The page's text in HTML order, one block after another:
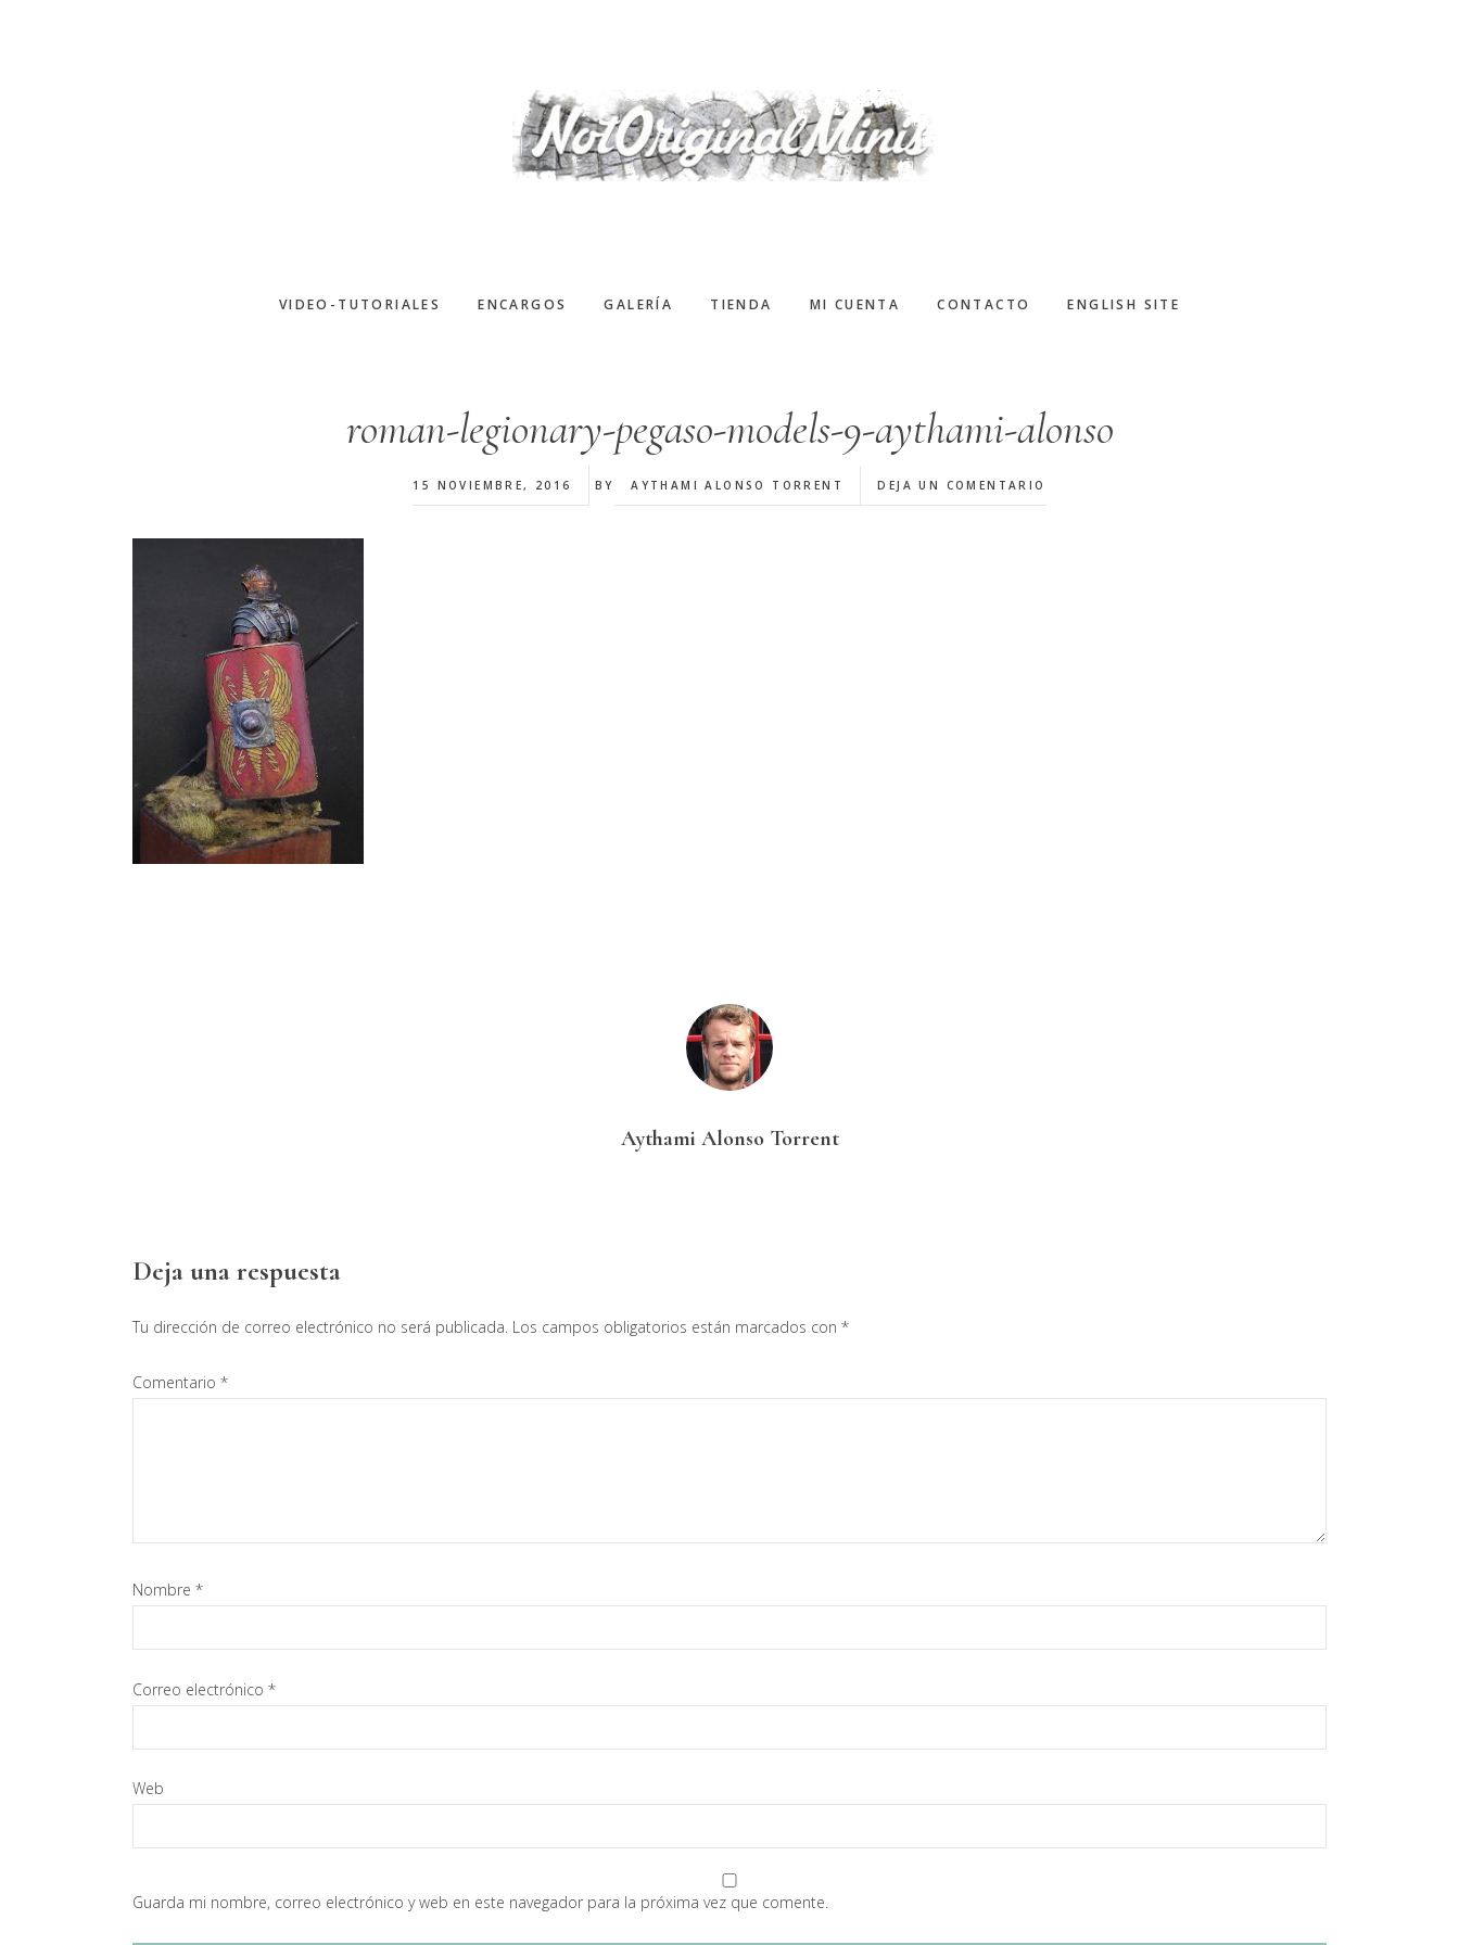
VIDEO-TUTORIALES ENCARGOS GALERÍA TIENDA MI CUENTA CONTACTO ENGLISH SITE
roman-legionary-pegaso-models-9-aythami-alonso
15 NOVIEMBRE, 2016 BY AYTHAMI ALONSO TORRENT DEJA UN COMENTARIO
Aythami Alonso Torrent
Interacciones
con
lectores
Deja una respuesta
Tu dirección de correo electrónico no será publicada. Los campos obligatorios están marcados con *
Comentario *
Nombre *
Correo electrónico *
Web
Guarda mi nombre, correo electrónico y web en este navegador para la próxima vez que comente.